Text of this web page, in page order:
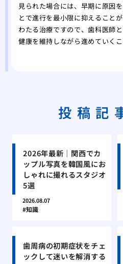
見られた場合には、早期に原因
とで進行を最小限に抑えること
わたる治療ですので、歯科医師
健康を維持しながら進めていく
投稿記
2026年最新｜関西でカ
ップル写真を韓国風にお
しゃれに撮れるスタジオ
5選
2026.08.07
知識
歯周病の初期症状をチェ
ックして迷いを解消する